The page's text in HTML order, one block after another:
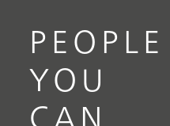
PEOPLE
YOU